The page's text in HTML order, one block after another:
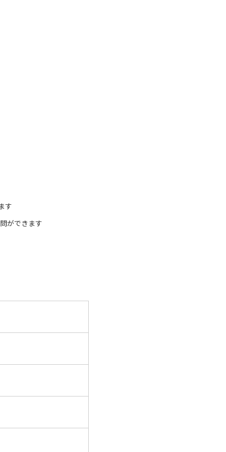
す
ができます